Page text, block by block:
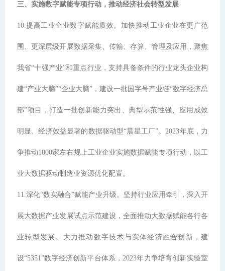
三、实施数字赋能专项行动，推动经济社会转型发展
10.提高工业企业数字赋能质效。加快推动工业企业在更广范
围、更深层级开展数据采集、传输、存算、管理及应用，聚焦
我省“十强产业”和重点行业，支持具备条件的行业龙头企业构
建“产业大脑”“企业大脑”，建设一批国字号产业链“数字经济总
部”项目，打造一批创新能力突出、典型示范性强、应用成效
明显、经济效益显著的数据驱动型“晨星工厂”。2023年底，力
争推动1000家左右规上工业企业实施数据赋能专项行动，以工
业大数据驱动制造业资源优化配置。
11.深化“数实融合”赋能产业升级。坚持行业应用牵引，深入开
展大数据产业发展试点示范建设，全面推动大数据赋能各行各
业转型发展。大力推动数字技术与实体经济融合创新，建
设“5351”数字经济创新平台体系，2023年力争培育创新实验室